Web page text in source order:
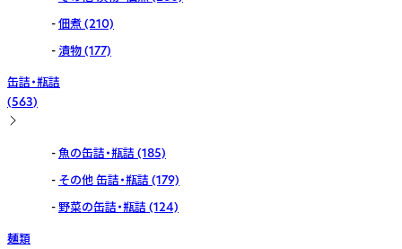
佃煮(210)
漬物(177)
缶詰・瓶詰
(563)
魚の缶詰・瓶詰 (185)
その他 缶詰・瓶詰 (179)
野菜の缶詰・瓶詰 (124)
麺類